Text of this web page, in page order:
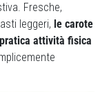
Fresche,
leggeri, le carote
attività fisica